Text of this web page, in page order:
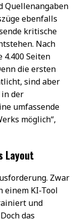
Quellenangaben
ebenfalls
kritische
Nach
Seiten
die ersten
sind aber
in der
umfassende
möglich“,
Layout
Zwar
einem KI-Tool
und
das